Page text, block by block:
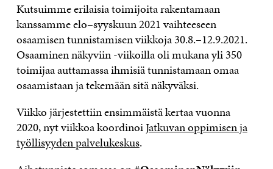
Kutsuimme erilaisia toimijoita rakentamaan
kanssamme elo–syyskuun 2021 vaihteeseen
osaamisen tunnistamisen viikkoja 30.8.–12.9.2021.
Osaaminen näkyviin -viikoilla oli mukana yli 350
toimijaa auttamassa ihmisiä tunnistamaan omaa
osaamistaan ja tekemään sitä näkyväksi.
Viikko järjestettiin ensimmäistä kertaa vuonna
2020, nyt viikkoa koordinoiJatkuvan oppimisen ja
työllisyyden palvelukeskus.